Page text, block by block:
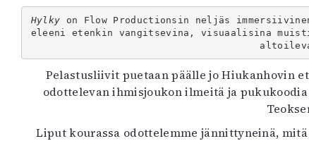
Hylky on Flow Productionsin neljäs
eleeni etenkin vangitsevina, visuaalisina
Pelastusliivit puetaan päälle jo Hiukanhovin
odottelevan ihmisjoukon ilmeitä ja
Liput kourassa odottelemme jännittyneinä,